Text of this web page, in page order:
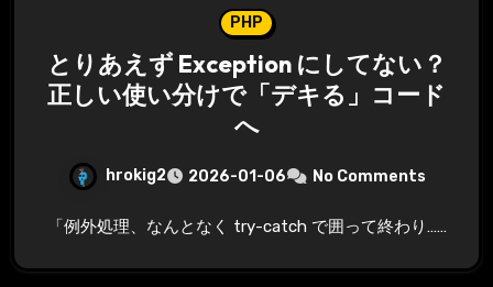
PHP
とりあえず Exception にしてない？
正しい使い分けで「デキる」コード
へ
hrokig2 2026-01-06 No Comments
「例外処理、なんとなく try-catch で囲って終わり……